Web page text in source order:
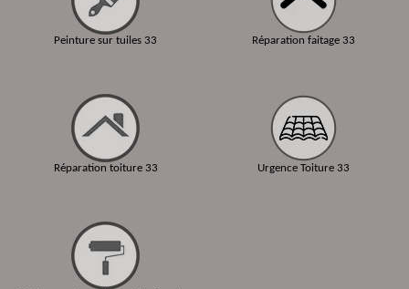
Peinture sur tuiles 33
Réparation toiture 33
Réparation faitage 33
Urgence Toiture 33